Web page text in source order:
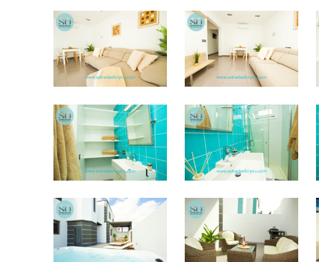
STFY17 STFY18
STFY13 STFY14
STFY7 STFY1